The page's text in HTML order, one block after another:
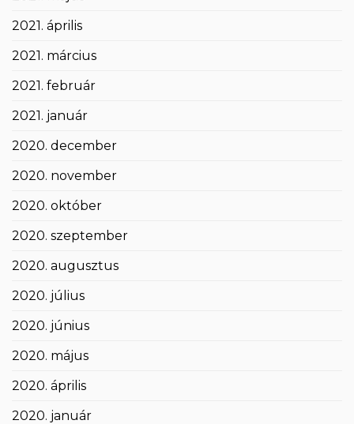
2021. április
2021. március
2021. február
2021. január
2020. december
2020. november
2020. október
2020. szeptember
2020. augusztus
2020. július
2020. június
2020. május
2020. április
2020. január